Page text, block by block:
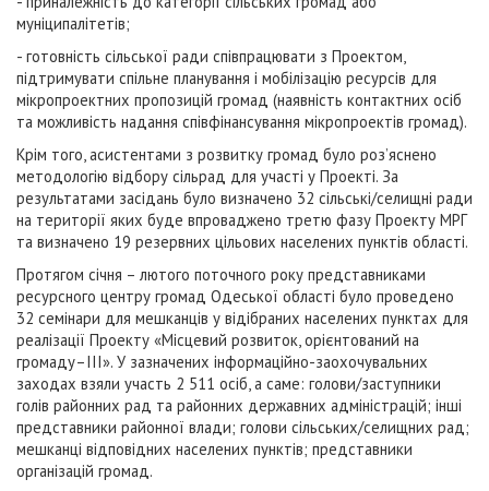
муніципалітетів;
- готовність сільської ради співпрацювати з Проектом,
підтримувати спільне планування і мобілізацію ресурсів для
мікропроектних пропозицій громад (наявність контактних осіб
та можливість надання співфінансування мікропроектів громад).
Крім того, асистентами з розвитку громад було роз’яснено
методологію відбору сільрад для участі у Проекті. За
результатами засідань було визначено 32 сільські/селищні ради
на території яких буде впроваджено третю фазу Проекту МРГ
та визначено 19 резервних цільових населених пунктів області.
Протягом січня – лютого поточного року представниками
ресурсного центру громад Одеської області було проведено
32 семінари для мешканців у відібраних населених пунктах для
реалізації Проекту «Місцевий розвиток, орієнтований на
громаду–ІІІ». У зазначених інформаційно-заохочувальних
заходах взяли участь 2 511 осіб, а саме: голови/заступники
голів районних рад та районних державних адміністрацій; інші
представники районної влади; голови сільських/селищних рад;
мешканці відповідних населених пунктів; представники
організацій громад.